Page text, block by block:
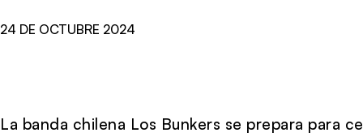
24 DE OCTUBRE 2024
La banda chilena Los Bunkers se prepara para